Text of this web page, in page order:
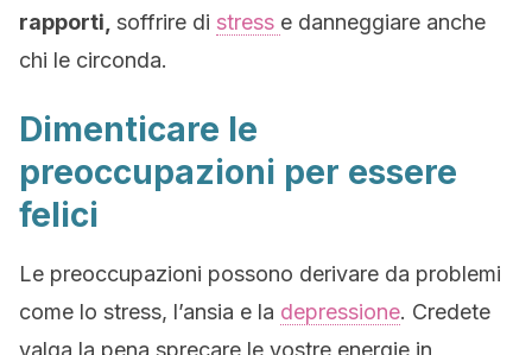
rapporti, soffrire di stress e danneggiare anche
chi le circonda.
Dimenticare le
preoccupazioni per essere
felici
Le preoccupazioni possono derivare da problemi
come lo stress, l’ansia e la depressione. Credete
valga la pena sprecare le vostre energie in